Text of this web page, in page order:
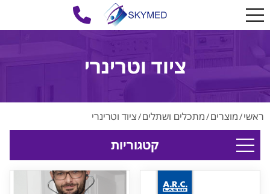
ציוד וטרינרי
ראשי/מוצרים/מתכלים ושתלים/ציוד וטרינרי
קטגוריות